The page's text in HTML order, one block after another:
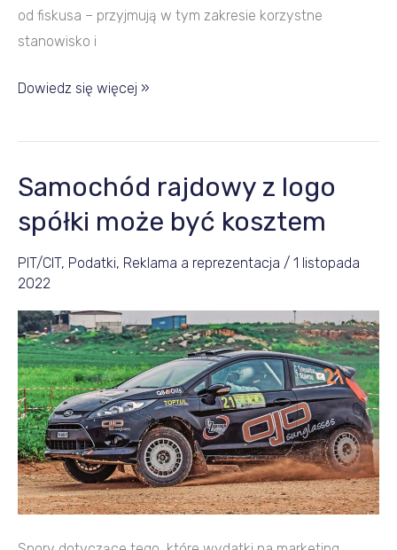
od fiskusa – przyjmują w tym zakresie korzystne
stanowisko i
Dowiedz się więcej »
Samochód rajdowy z logo
spółki może być kosztem
PIT/CIT, Podatki, Reklama a reprezentacja / 1 listopada
2022
Samochód
rajdowy
z
logo
spółki
może
być
kosztem